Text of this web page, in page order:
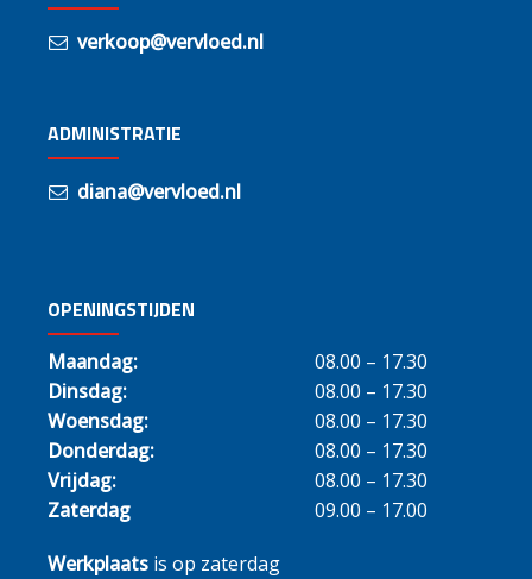
verkoop@vervloed.nl
ADMINISTRATIE
diana@vervloed.nl
OPENINGSTIJDEN
Maandag:
08.00 – 17.30
Dinsdag:
08.00 – 17.30
Woensdag:
08.00 – 17.30
Donderdag:
08.00 – 17.30
Vrijdag:
08.00 – 17.30
Zaterdag
09.00 – 17.00
Werkplaats is op zaterdag